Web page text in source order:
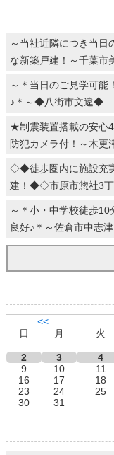
～当社近隣につき当日
な新築戸建！～千葉市
～＊当日のご見学可能
♪＊～◆八街市文違◆
★制震装置搭載の安心
防犯カメラ付！～木更
◇◆徒歩圏内に施設充
建！◆◇市原市惣社3
～＊小・中学校徒歩
良好♪＊～佐倉市中志
<<
日
月 火
2
3 4
9
10 11
16
17 18
23
24 25
30
31